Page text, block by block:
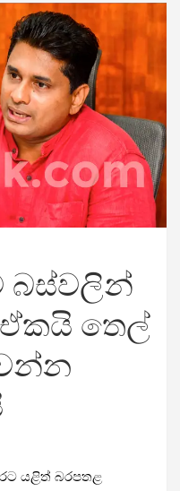
බස්වලින්
ඒකයි තෙල්
යළිත් බරපතළ